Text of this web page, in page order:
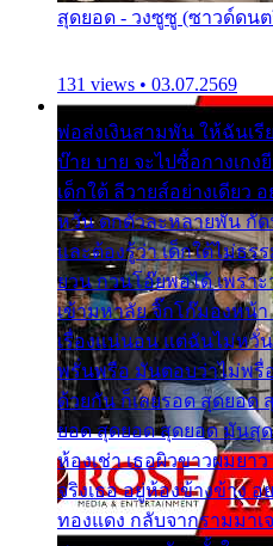
สุดยอด - วงซูซู (ซาวด์ดน
131 views • 03.07.2569
พ่อส่งเงินสามพัน ให้ฉันเ
บ๊าย บาย จะไปซื้อกางเกง
เด็กใต้ ลีวายส์อย่างเดียว
หวั่น ตกตัวละหลายพัน กัด
และต้องรู้ว่า เด็กใต้ไม่ธร
ยวน กวนโอ๊ยพอได้ เพรา
เข้ามหาลัย จิ๊กโก๊มองหน้
เรื่องแน่นอน แต่ฉันไม่หวั่
พรั่นพรือ มันตอบว่าไม่พรื่อ
ด้วยกัน ก็เลยรอด สุดยอด
ยอด สุดยอด สุดยอด มันสุ
ห้องเช่า เธอผิวขาวผมยา
จริงเธอ อยู่ห้องข้างข้าง อ
ทองแดง กลับจากรามมา